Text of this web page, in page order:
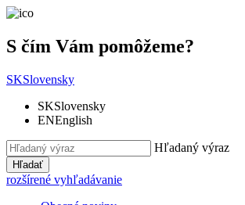
S čím Vám pomôžeme?
SKSlovensky
SKSlovensky
ENEnglish
Hľadaný výraz
Hľadať
rozšírené vyhľadávanie